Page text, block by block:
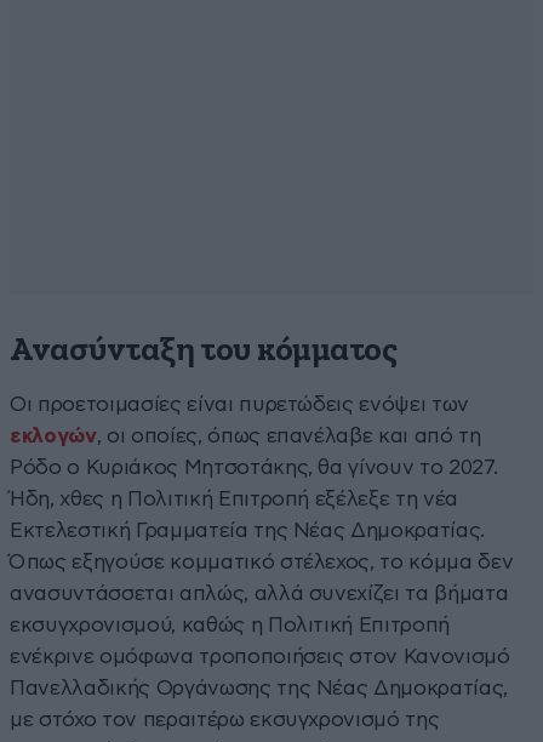
Ανασύνταξη του κόμματος
Οι προετοιμασίες είναι πυρετώδεις ενόψει των
εκλογών, οι οποίες, όπως επανέλαβε και από τη
Ρόδο ο Κυριάκος Μητσοτάκης, θα γίνουν το 2027.
Ήδη, χθες η Πολιτική Επιτροπή εξέλεξε τη νέα
Εκτελεστική Γραμματεία της Νέας Δημοκρατίας.
Όπως εξηγούσε κομματικό στέλεχος, το κόμμα δεν
ανασυντάσσεται απλώς, αλλά συνεχίζει τα βήματα
εκσυγχρονισμού, καθώς η Πολιτική Επιτροπή
ενέκρινε ομόφωνα τροποποιήσεις στον Κανονισμό
Πανελλαδικής Οργάνωσης της Νέας Δημοκρατίας,
με στόχο τον περαιτέρω εκσυγχρονισμό της